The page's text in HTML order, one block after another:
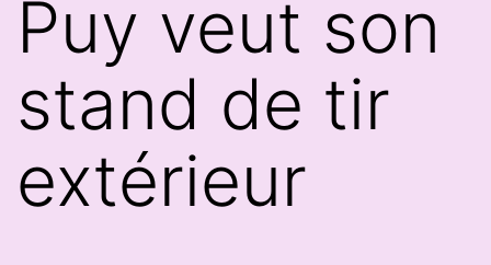
Puy veut son
stand de tir
extérieur